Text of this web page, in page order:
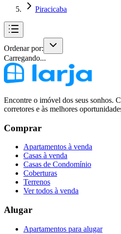
Piracicaba
Ordenar por:
Carregando...
Encontre o imóvel dos seus sonhos.
corretores e às melhores
Comprar
Apartamentos à venda
Casas à venda
Casas de Condomínio
Coberturas
Terrenos
Ver todos à venda
Alugar
Apartamentos para alugar